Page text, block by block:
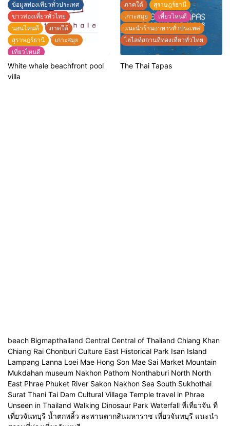
ข้อมูลท่องเทียวทั่วประเทศ
ข่าวท่องเที่ยวทั่วไทย
นอนไหนดี
ภาคใต้
สุราษฎร์ธานี
เกาะสมุย
เที่ยวไหนดี
แนะนำที่พักทั่วประเทศไทย
แนะนำร้านอาหารทั่วประเทศ
White whale beachfront pool
villa
ภาคใต้
สุราษฎร์ธานี
เกาะสมุย
เที่ยวไหนดี
แนะนำร้านอาหารทั่วประเทศ
ไฮไลท์สถานที่ท่องเที่ยวทั่วไทย
The Thai Tapas
beach Bigmapthailand Central Central of Thailand Chiang Khan
Chiang Rai Chonburi Culture East Historical Park Isan Island
Lampang Lanna Loei Mae Hong Son Mae Sai Market Mountain
Mukdahan museum Nakhon Pathom Nonthaburi North North
East Phrae Phuket River Sakon Nakhon Sea South Sukhothai
Surat Thani Tai Dam Cultural Village Temple travel in Phrae
Unseen in Thailand Walking Dinosaur Park Waterfall ที่เที่ยวจัน ที่
เที่ยวจันทบุรี น้ำตกพลิ้ว สะพานตากสินมหาราช เที่ยวจันทบุรี แนะนำ